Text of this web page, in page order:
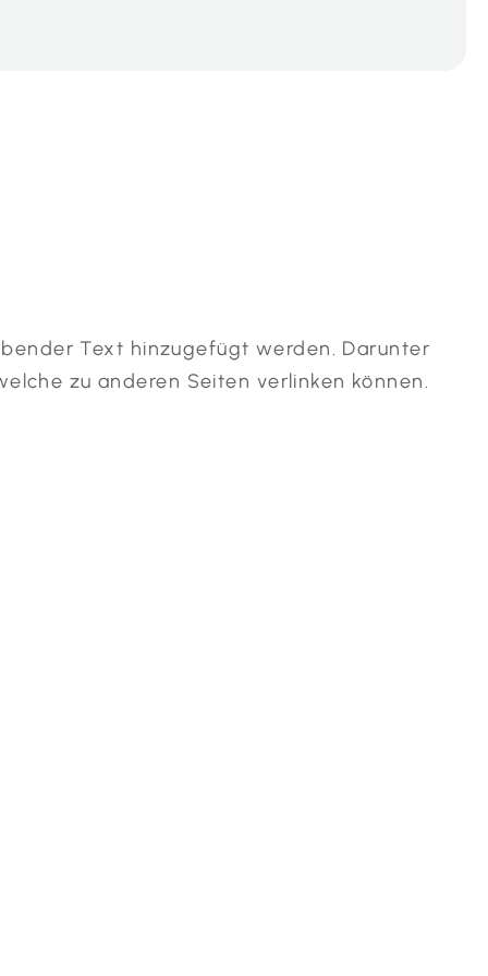
Text hinzugefügt werden. Darunter
zu anderen Seiten verlinken können.